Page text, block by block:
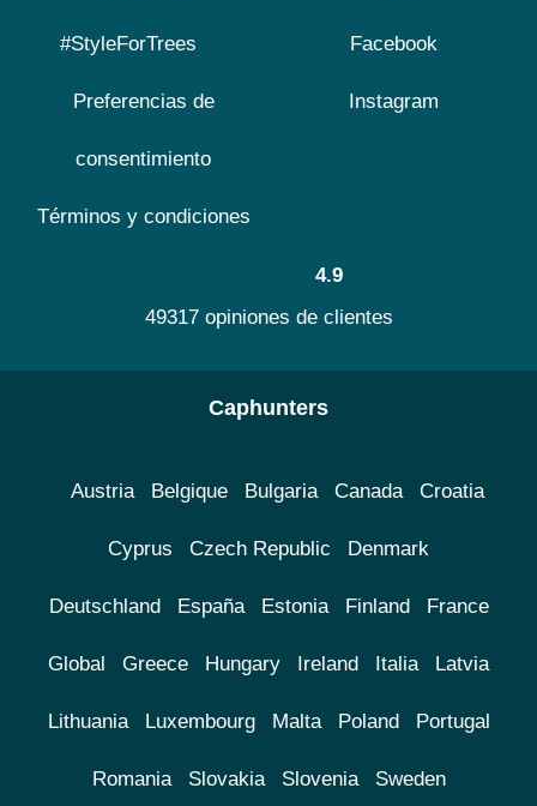
#StyleForTrees
Preferencias de
consentimiento
Términos y condiciones
Facebook
Instagram
4.9
49317 opiniones de clientes
Caphunters
Austria Belgique Bulgaria Canada Croatia
Cyprus Czech Republic Denmark
Deutschland España Estonia Finland France
Global Greece Hungary Ireland Italia Latvia
Lithuania Luxembourg Malta Poland Portugal
Romania Slovakia Slovenia Sweden